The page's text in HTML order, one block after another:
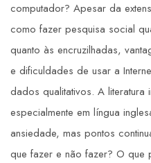
computador? Apesar da
como fazer pesquisa social
quanto às encruzilhadas,
e dificuldades de usar a
dados qualitativos. A literatura
especialmente em língua
ansiedade, mas pontos
que fazer e não fazer? O